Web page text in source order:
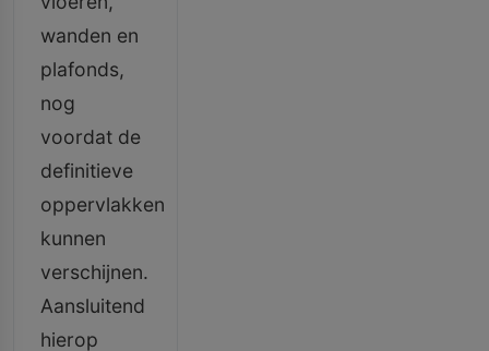
wanden en
plafonds,
nog
voordat de
definitieve
oppervlakken
kunnen
verschijnen.
Aansluitend
hierop